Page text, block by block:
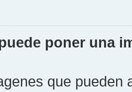
poner una
que pueden